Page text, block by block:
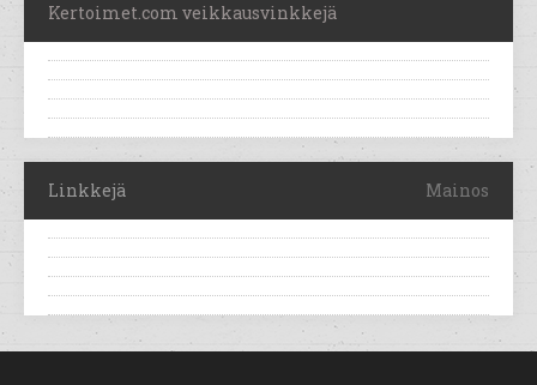
Kertoimet.com veikkausvinkkejä
Linkkejä Mainos